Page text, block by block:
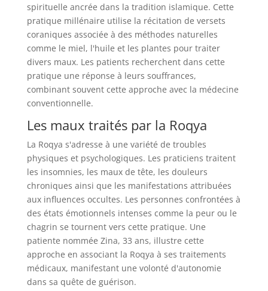
spirituelle ancrée dans la tradition islamique. Cette
pratique millénaire utilise la récitation de versets
coraniques associée à des méthodes naturelles
comme le miel, l'huile et les plantes pour traiter
divers maux. Les patients recherchent dans cette
pratique une réponse à leurs souffrances,
combinant souvent cette approche avec la médecine
conventionnelle.
Les maux traités par la Roqya
La Roqya s'adresse à une variété de troubles
physiques et psychologiques. Les praticiens traitent
les insomnies, les maux de tête, les douleurs
chroniques ainsi que les manifestations attribuées
aux influences occultes. Les personnes confrontées à
des états émotionnels intenses comme la peur ou le
chagrin se tournent vers cette pratique. Une
patiente nommée Zina, 33 ans, illustre cette
approche en associant la Roqya à ses traitements
médicaux, manifestant une volonté d'autonomie
dans sa quête de guérison.